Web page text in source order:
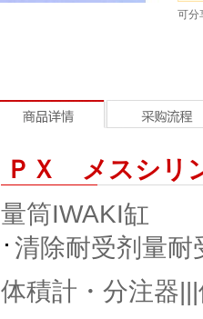
可分
ＰＸ メスシリ
量筒IWAKI缸
清除耐受剂量耐
体積計・分注器